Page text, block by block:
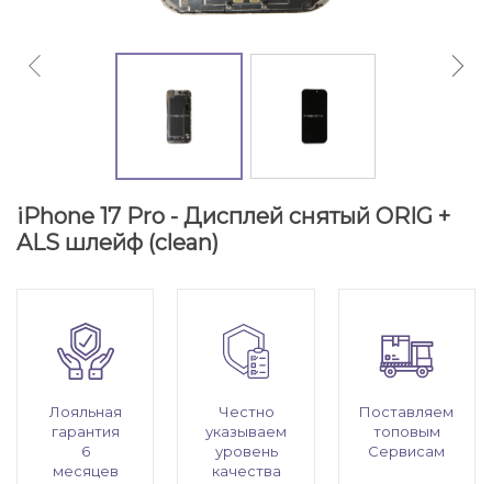
iPhone 17 Pro - Дисплей снятый ORIG +
ALS шлейф (clean)
Лояльная
гарантия
6
месяцев
Честно
указываем
уровень
качества
Поставляем
топовым
Сервисам